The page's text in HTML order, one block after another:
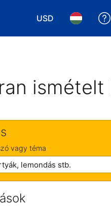
USD
Válasszon
ismételt
vagy téma